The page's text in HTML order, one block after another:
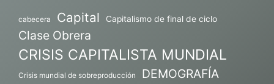
cabecera Capital Capitalismo de final de ciclo
Clase Obrera
CRISIS CAPITALISTA MUNDIAL
Crisis mundial de sobreproducción DEMOGRAFÍA